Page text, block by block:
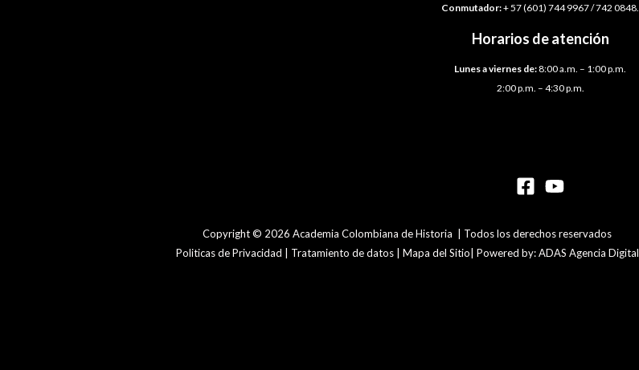
Conmutador:+ 57 (601) 744 9967 / 742 0848.
Horarios de atención
Lunes a viernes de:8:00 a.m. – 1:00 p.m.
2:00 p.m. – 4:30 p.m.
Copyright © 2026 Academia Colombiana de Historia | Todos los derechos reservados
Politicas de Privacidad | Tratamiento de datos | Mapa del Sitio| Powered by: ADAS Agencia Digital